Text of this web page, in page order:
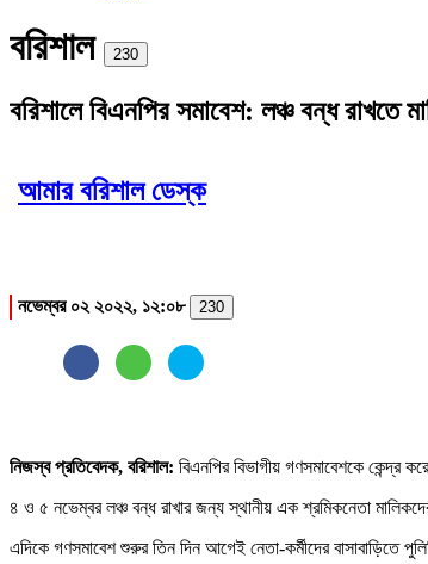
বরিশাল 230
বরিশালে বিএনপির সমাবেশ: লঞ্চ বন্ধ রাখতে
আমার বরিশাল ডেস্ক
নভেম্বর ০২ ২০২২, ১২:০৮ 230
নিজস্ব প্রতিবেদক, বরিশাল: বিএনপির বিভাগীয় গণসমাবেশকে কেন্দ্র
৪ ও ৫ নভেম্বর লঞ্চ বন্ধ রাখার জন্য স্থানীয় এক শ্রমিকনেতা
এদিকে গণসমাবেশ শুরুর তিন দিন আগেই নেতা-কর্মীদের বাসাবাড়িতে